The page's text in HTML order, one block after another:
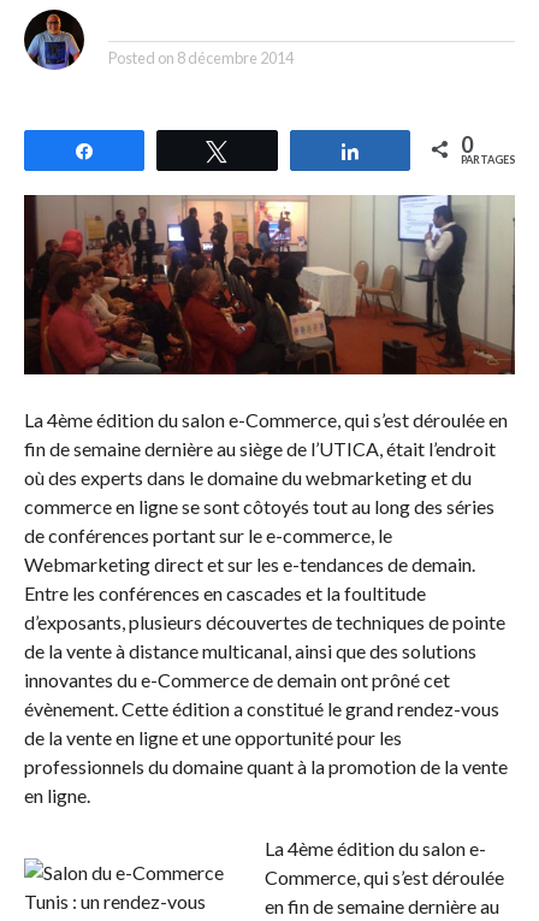
Posted on 8 décembre 2014
Partagez 0
PARTAGES
La 4ème édition du salon e-Commerce, qui s’est déroulée en
fin de semaine dernière au siège de l’UTICA, était l’endroit
où des experts dans le domaine du webmarketing et du
commerce en ligne se sont côtoyés tout au long des séries
de conférences portant sur le e-commerce, le
Webmarketing direct et sur les e-tendances de demain.
Entre les conférences en cascades et la foultitude
d’exposants, plusieurs découvertes de techniques de pointe
de la vente à distance multicanal, ainsi que des solutions
innovantes du e-Commerce de demain ont prôné cet
évènement. Cette édition a constitué le grand rendez-vous
de la vente en ligne et une opportunité pour les
professionnels du domaine quant à la promotion de la vente
en ligne.
La 4ème édition du salon e-
Commerce, qui s’est déroulée
en fin de semaine dernière au